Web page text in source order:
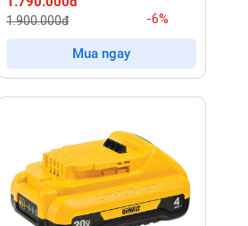
1.900.000đ -6%
Mua ngay